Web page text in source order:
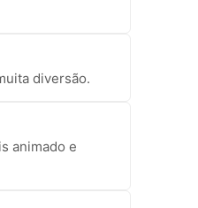
diversão.
animado e